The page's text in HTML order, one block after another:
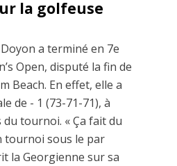
la golfeuse
a terminé en 7e
Open, disputé la fin de
Beach. En effet, elle a
de - 1 (73-71-71), à
tournoi. « Ça fait du
tournoi sous le par
la Georgienne sur sa